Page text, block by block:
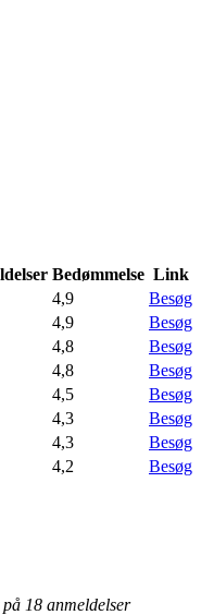
Bedømmelse Link
4,9
Besøg
4,9
Besøg
4,8
Besøg
4,8
Besøg
4,5
Besøg
4,3
Besøg
4,3
Besøg
4,2
Besøg
på 18 anmeldelser